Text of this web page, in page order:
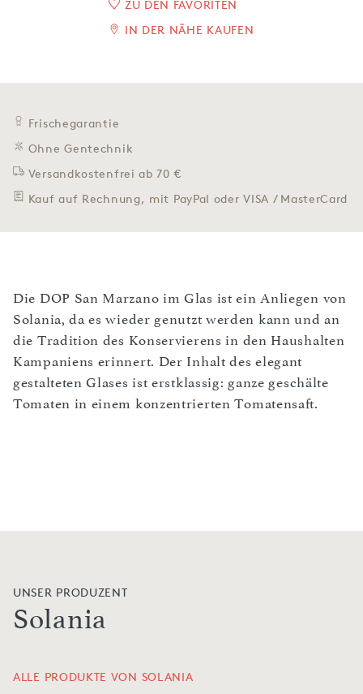
ZU DEN FAVORITEN
IN DER NÄHE KAUFEN
Frischegarantie
Ohne Gentechnik
Versandkostenfrei ab 70 €
Kauf auf Rechnung, mit PayPal oder VISA / MasterCard
Die DOP San Marzano im Glas ist ein Anliegen von
Solania, da es wieder genutzt werden kann und an
die Tradition des Konservierens in den Haushalten
Kampaniens erinnert. Der Inhalt des elegant
gestalteten Glases ist erstklassig: ganze geschälte
Tomaten in einem konzentrierten Tomatensaft.
UNSER PRODUZENT
Solania
ALLE PRODUKTE VON SOLANIA